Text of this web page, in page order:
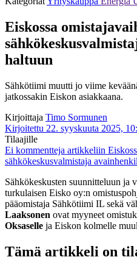
Eiskossa
haltuun
Sähkötiimi muutti jo viime
jatkossakin Eiskon asiakkaana.
Kirjoittaja Timo Sormunen
Kirjoitettu 22. syyskuuta 2025,
Tilaajille
Ei kommentteja artikkeliin
sähkökeskusvalmistaja
Sähkökeskusten suunnitteluun ja
turkulaisen Eisko oy:n
pääomistaja Sähkötiimi IL sekä
Laaksonen ovat myyneet
Oksaselle ja Eiskon kolmelle
Tämä artikkeli on